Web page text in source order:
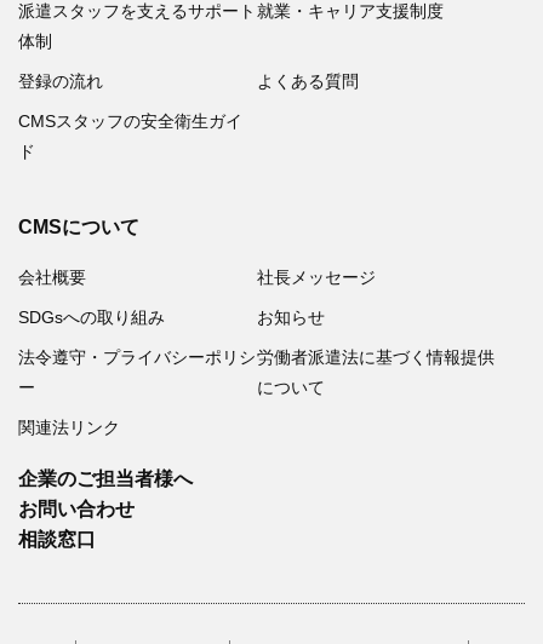
派遣スタッフを支えるサポート
体制
就業・キャリア支援制度
登録の流れ よくある質問
CMSスタッフの安全衛生ガイ
ド
CMSについて
会社概要 社長メッセージ
SDGsへの取り組み お知らせ
法令遵守・プライバシーポリシ
ー
労働者派遣法に基づく情報提供
について
関連法リンク
企業のご担当者様へ
お問い合わせ
相談窓口